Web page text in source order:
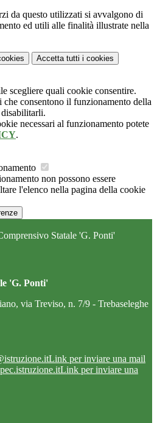
da questo utilizzati si avvalgono di
ed utili alle finalità illustrate nella
Accetta tutti i cookies
scegliere quali cookie consentire.
consentono il funzionamento della
necessari al funzionamento potete
.
non possono essere
l'elenco nella pagina della cookie
Statale 'G. Ponti'
'G. Ponti'
via Treviso, n. 7/9 - Trebaseleghe
Link per inviare una mail
Link per inviare una